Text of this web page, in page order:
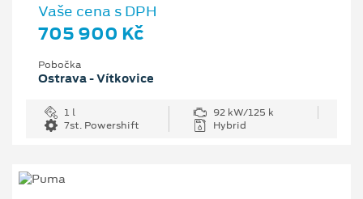
Vaše cena s DPH
705 900 Kč
Pobočka
Ostrava - Vítkovice
1 l
92 kW/125 k
7st. Powershift
Hybrid